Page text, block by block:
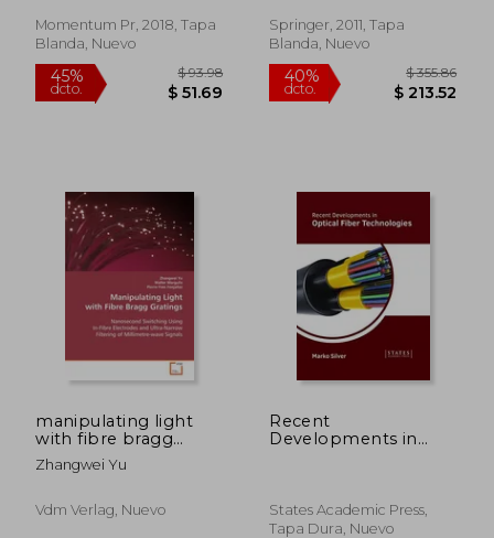
Fundamental
Concepts (en Inglés)
Momentum Pr, 2018, Tapa
Blanda, Nuevo
45%
dcto.
symposium held in
kyoto, japan,
(en Inglés)
Springer, 2011, Tapa
Blanda, Nuevo
40%
dcto.
manipulating light
with fibre bragg
gratings
Zhangwei Yu
Vdm Verlag, Nuevo
Recent
Developments in
States Academic Press,
Tapa Dura, Nuevo